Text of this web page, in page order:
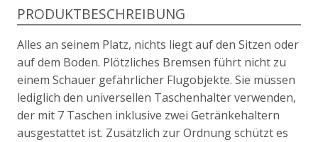
PRODUKTBESCHREIBUNG
Alles an seinem Platz, nichts liegt auf den Sitzen oder
auf dem Boden. Plötzliches Bremsen führt nicht zu
einem Schauer gefährlicher Flugobjekte. Sie müssen
lediglich den universellen Taschenhalter verwenden,
der mit 7 Taschen inklusive zwei Getränkehaltern
ausgestattet ist. Zusätzlich zur Ordnung schützt es